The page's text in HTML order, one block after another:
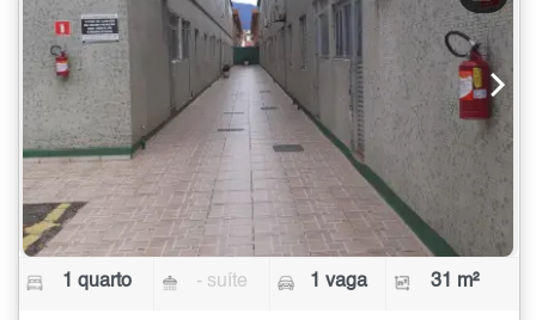
1 quarto - suíte 1 vaga 31 m²